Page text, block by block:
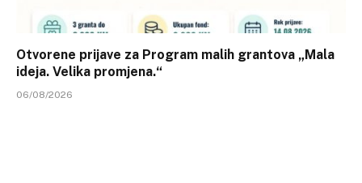
Otvorene prijave za Program malih grantova „Mala
ideja. Velika promjena.“
06/08/2026